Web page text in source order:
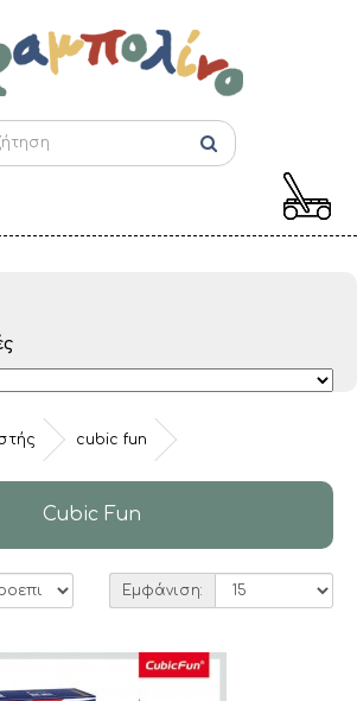
cubic fun
Cubic Fun
Εμφάνιση: